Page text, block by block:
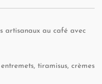
artisanaux au café avec
tiramisus, crèmes